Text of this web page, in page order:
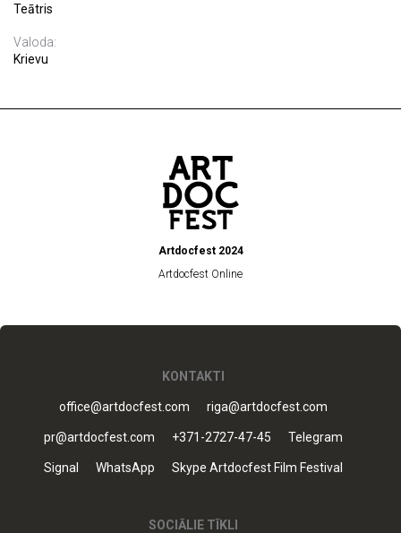
Teātris
Valoda:
Krievu
Artdocfest 2024
Artdocfest Online
KONTAKTI
office@artdocfest.com riga@artdocfest.com
pr@artdocfest.com +371-2727-47-45 Telegram
Signal WhatsApp Skype Artdocfest Film Festival
SOCIĀLIE TĪKLI